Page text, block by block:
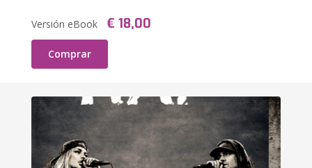
Versión eBook € 18,00
Comprar